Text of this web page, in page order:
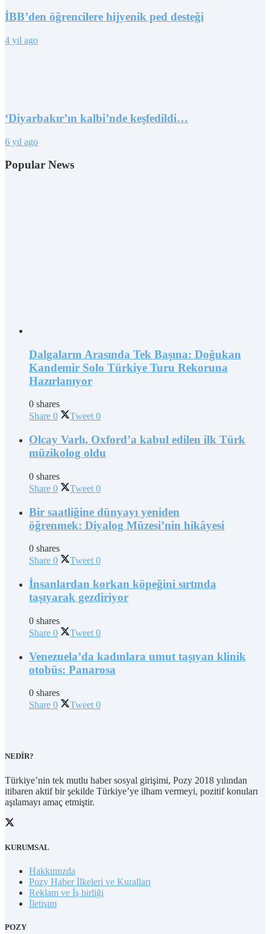
İBB’den öğrencilere hijyenik ped desteği
4 yıl ago
‘Diyarbakır’ın kalbi’nde keşfedildi…
6 yıl ago
Popular News
Dalgaların Arasında Tek Başına: Doğukan
Kandemir Solo Türkiye Turu Rekoruna
Hazırlanıyor
0 shares
Share 0 Tweet 0
Olcay Varlı, Oxford’a kabul edilen ilk Türk
müzikolog oldu
0 shares
Share 0 Tweet 0
Bir saatliğine dünyayı yeniden
öğrenmek: Diyalog Müzesi’nin hikâyesi
0 shares
Share 0 Tweet 0
İnsanlardan korkan köpeğini sırtında
taşıyarak gezdiriyor
0 shares
Share 0 Tweet 0
Venezuela’da kadınlara umut taşıyan klinik
otobüs: Panarosa
0 shares
Share 0 Tweet 0
NEDİR?
Türkiye’nin tek mutlu haber sosyal girişimi, Pozy 2018 yılından
itibaren aktif bir şekilde Türkiye’ye ilham vermeyi, pozitif konuları
aşılamayı amaç etmiştir.
KURUMSAL
Hakkımızda
Pozy Haber İlkeleri ve Kuralları
Reklam ve İş birliği
İletişim
POZY